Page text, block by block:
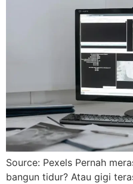
Source: Pexels Pernah
bangun tidur? Atau gigi